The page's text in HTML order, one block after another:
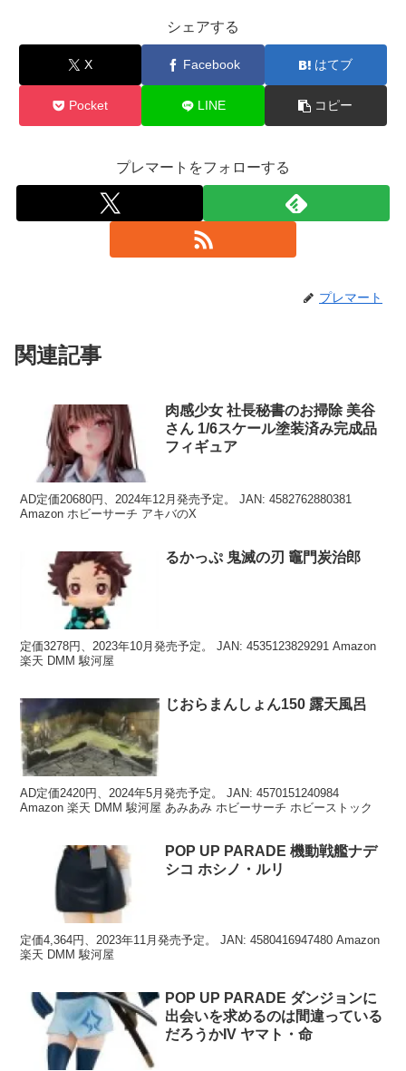
シェアする
X Facebook はてブ
Pocket LINE コピー
プレマートをフォローする
プレマート
関連記事
肉感少女 社長秘書のお掃除 美谷
さん 1/6スケール塗装済み完成品
フィギュア
AD定価20680円、2024年12月発売予定。 JAN: 4582762880381
Amazon ホビーサーチ アキバのX
るかっぷ 鬼滅の刃 竈門炭治郎
定価3278円、2023年10月発売予定。 JAN: 4535123829291 Amazon
楽天 DMM 駿河屋
じおらまんしょん150 露天風呂
AD定価2420円、2024年5月発売予定。 JAN: 4570151240984
Amazon 楽天 DMM 駿河屋 あみあみ ホビーサーチ ホビーストック
POP UP PARADE 機動戦艦ナデ
シコ ホシノ・ルリ
定価4,364円、2023年11月発売予定。 JAN: 4580416947480 Amazon
楽天 DMM 駿河屋
POP UP PARADE ダンジョンに
出会いを求めるのは間違っている
だろうかIV ヤマト・命